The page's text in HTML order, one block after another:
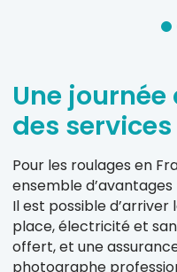
Une
des
Pour les roulages en
ensemble
Il est possible
place, électricité et
offert, et une
photographe